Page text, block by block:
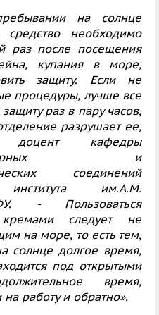
на солнце
средство необходимо
раз после посещения
купания в море,
защиту. Если не
процедуры, лучше все
раз в пару часов,
разрушает ее,
кафедры
и
соединений
института им.А.М.
- Пользоваться
кремами следует не
на море, то есть тем,
солнце долгое время,
под открытыми
время,
работу и обратно».